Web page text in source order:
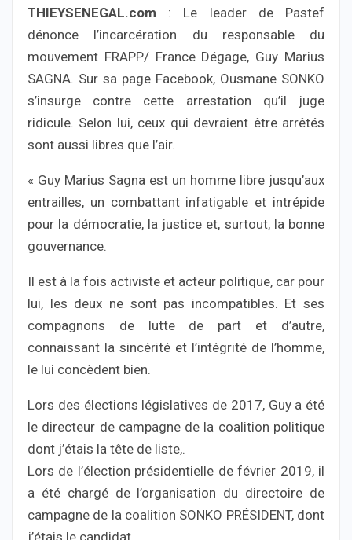
THIEYSENEGAL.com : Le leader de Pastef
dénonce l’incarcération du responsable du
mouvement FRAPP/ France Dégage, Guy Marius
SAGNA. Sur sa page Facebook, Ousmane SONKO
s’insurge contre cette arrestation qu’il juge
ridicule. Selon lui, ceux qui devraient être arrêtés
sont aussi libres que l’air.
« Guy Marius Sagna est un homme libre jusqu’aux
entrailles, un combattant infatigable et intrépide
pour la démocratie, la justice et, surtout, la bonne
gouvernance.
Il est à la fois activiste et acteur politique, car pour
lui, les deux ne sont pas incompatibles. Et ses
compagnons de lutte de part et d’autre,
connaissant la sincérité et l’intégrité de l’homme,
le lui concèdent bien.
Lors des élections législatives de 2017, Guy a été
le directeur de campagne de la coalition politique
dont j’étais la tête de liste,.
Lors de l’élection présidentielle de février 2019, il
a été chargé de l’organisation du directoire de
campagne de la coalition SONKO PRÉSIDENT, dont
j’étais le candidat. .